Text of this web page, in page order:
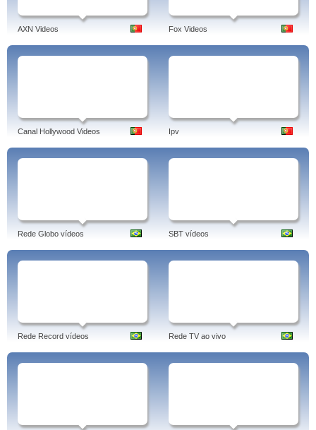
AXN Videos Fox Videos
Canal Hollywood Videos Ipv
Rede Globo vídeos SBT vídeos
Rede Record vídeos Rede TV ao vivo